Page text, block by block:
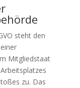
steht den
Mitgliedstaat
zu. Das